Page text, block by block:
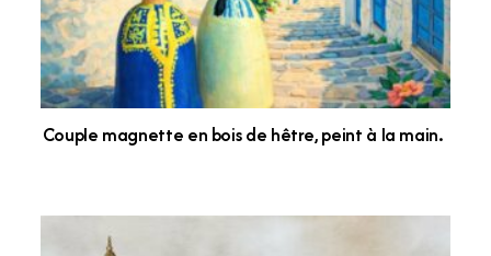
Couple magnette en bois de hêtre, peint à la main.